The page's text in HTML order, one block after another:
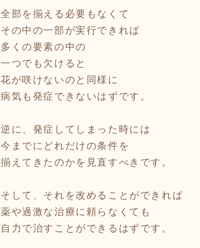
全部を揃える必要もなくて
その中の一部が実行できれば
多くの要素の中の
一つでも欠けると
花が咲けないのと同様に
病気も発症できないはずです。
逆に、発症してしまった時には
今までにどれだけの条件を
揃えてきたのかを見直すべきです。
そして、それを改めることができれば
薬や過激な治療に頼らなくても
自力で治すことができるはずです。